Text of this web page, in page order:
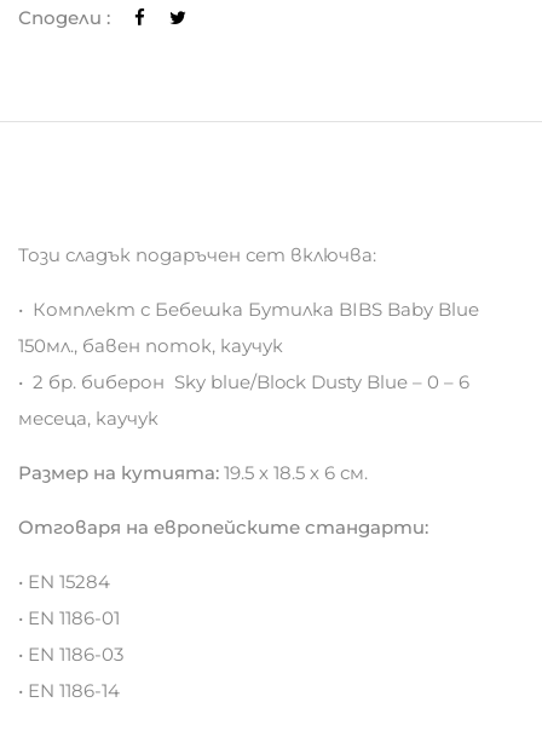
Сподели :
Този сладък подаръчен сет включва:
• Комплект с Бебешка Бутилка BIBS Baby Blue
150мл., бавен поток, каучук
• 2 бр. биберон Sky blue/Block Dusty Blue – 0 – 6
месеца, каучук
Размер на кутията: 19.5 х 18.5 х 6 см.
Отговаря на европейските стандарти:
• EN 15284
• EN 1186-01
• EN 1186-03
• EN 1186-14